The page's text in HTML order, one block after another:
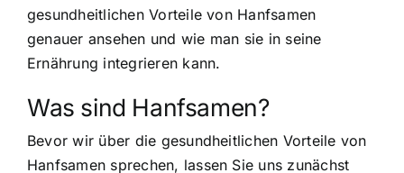
gesundheitlichen Vorteile von Hanfsamen
genauer ansehen und wie man sie in seine
Ernährung integrieren kann.
Was sind Hanfsamen?
Bevor wir über die gesundheitlichen Vorteile von
Hanfsamen sprechen, lassen Sie uns zunächst